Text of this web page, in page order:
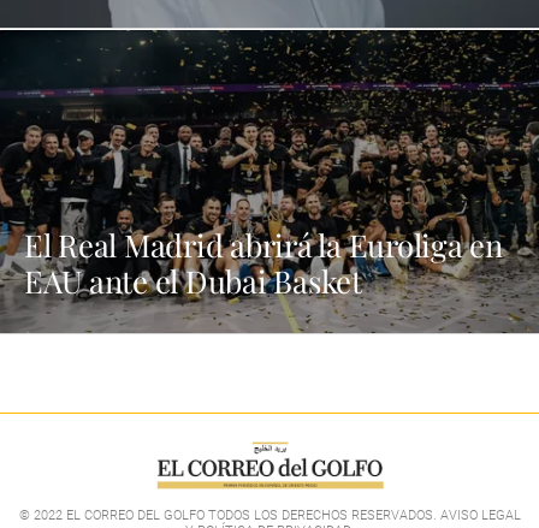
El Real Madrid abrirá la Euroliga en
EAU ante el Dubai Basket
© 2022 EL CORREO DEL GOLFO TODOS LOS DERECHOS RESERVADOS. AVISO LEGAL